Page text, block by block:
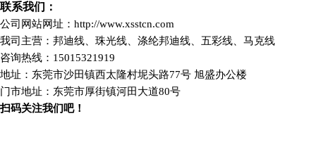
联系我们：
公司网站网址：http://www.xsstcn.com
我司主营：邦迪线、珠光线、涤纶邦迪线、五彩线、马克线
咨询热线：15015321919
地址：东莞市沙田镇西太隆村坭头路77号 旭盛办公楼
门市地址：东莞市厚街镇河田大道80号
扫码关注我们吧！